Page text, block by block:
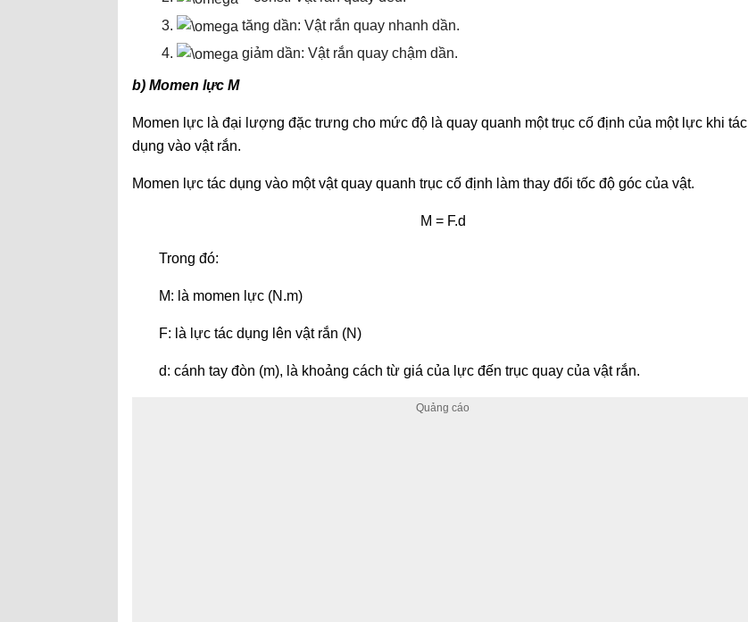
tăng dần: Vật rắn quay nhanh dần.
giảm dần: Vật rắn quay chậm dần.
b) Momen lực M
Momen lực là đại lượng đặc trưng cho mức độ là quay quanh một trục cố định của một lực khi tác
dụng vào vật rắn.
Momen lực tác dụng vào một vật quay quanh trục cố định làm thay đổi tốc độ góc của vật.
M = F.d
Trong đó:
M: là momen lực (N.m)
F: là lực tác dụng lên vật rắn (N)
d: cánh tay đòn (m), là khoảng cách từ giá của lực đến trục quay của vật rắn.